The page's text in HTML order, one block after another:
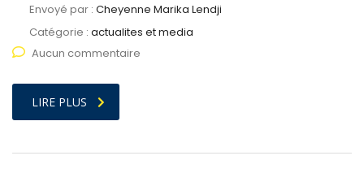
Envoyé par : Cheyenne Marika Lendji
Catégorie : actualites et media
Aucun commentaire
LIRE PLUS